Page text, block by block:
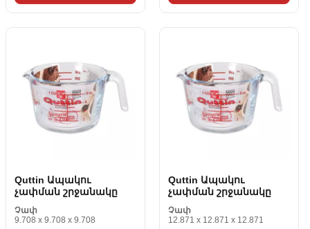
Quttin Ապակու
չափման շրջանակը
Չափ
9.708 x 9.708 x 9.708
Quttin Ապակու
չափման շրջանակը
Չափ
12.871 x 12.871 x 12.871